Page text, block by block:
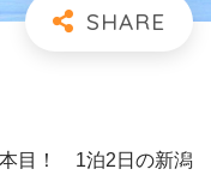
目！ 1泊2日の新潟